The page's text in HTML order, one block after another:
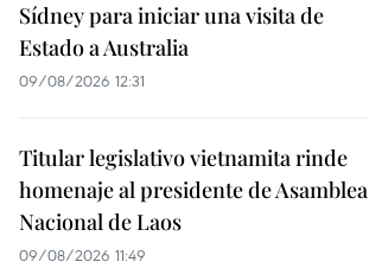
Sídney para iniciar una visita de
Estado a Australia
09/08/2026 12:31
Titular legislativo vietnamita rinde
homenaje al presidente de Asamblea
Nacional de Laos
09/08/2026 11:49